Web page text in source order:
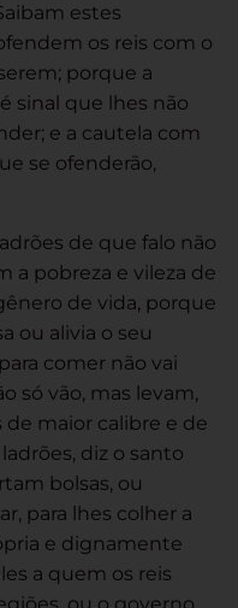
estes
os reis com o
porque a
sinal que lhes não
e a cautela com
se ofenderão,
de que falo não
a pobreza e vileza de
de vida, porque
ou alivia o seu
comer não vai
só vão, mas levam,
de maior calibre e de
diz o santo
bolsas, ou
para lhes colher a
e dignamente
a quem os reis